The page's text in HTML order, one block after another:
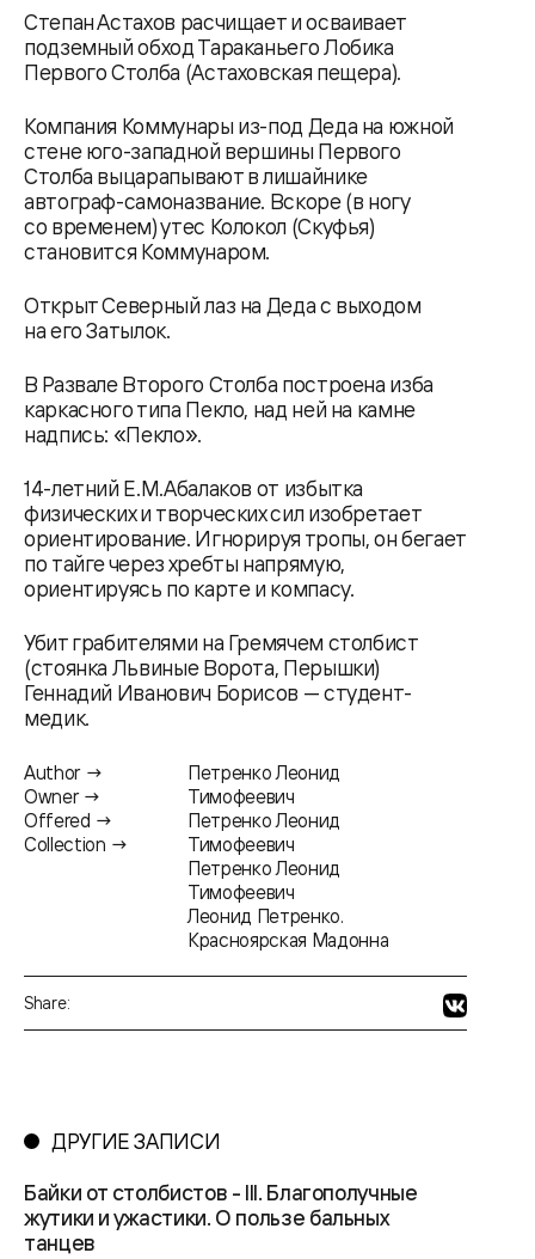
Степан Астахов расчищает и осваивает
подземный обход Тараканьего Лобика
Первого Столба (Астаховская пещера).
Компания Коммунары из-под Деда на южной
стене юго-западной вершины Первого
Столба выцарапывают в лишайнике
автограф-самоназвание. Вскоре (в ногу
со временем) утес Колокол (Скуфья)
становится Коммунаром.
Открыт Северный лаз на Деда с выходом
на его Затылок.
В Развале Второго Столба построена изба
каркасного типа Пекло, над ней на камне
надпись: «Пекло».
14-летний Е.М.Абалаков от избытка
физических и творческих сил изобретает
ориентирование. Игнорируя тропы, он бегает
по тайге через хребты напрямую,
ориентируясь по карте и компасу.
Убит грабителями на Гремячем столбист
(стоянка Львиные Ворота, Перышки)
Геннадий Иванович Борисов — студент-
медик.
Author →
Owner →
Offered →
Collection →
Петренко Леонид
Тимофеевич
Петренко Леонид
Тимофеевич
Петренко Леонид
Тимофеевич
Леонид Петренко.
Красноярская Мадонна
Share:
ДРУГИЕ ЗАПИСИ
Байки от столбистов - III. Благополучные
жутики и ужастики. О пользе бальных
танцев